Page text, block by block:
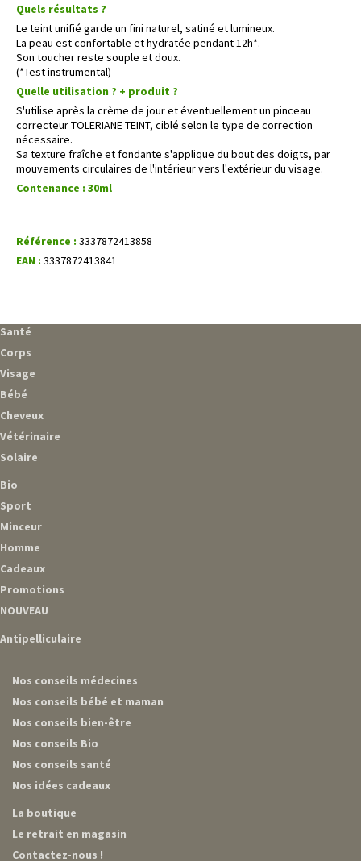
Quels résultats ?
Le teint unifié garde un fini naturel, satiné et lumineux.
La peau est confortable et hydratée pendant 12h*.
Son toucher reste souple et doux.
(*Test instrumental)
Quelle utilisation ? + produit ?
S'utilise après la crème de jour et éventuellement un pinceau
correcteur TOLERIANE TEINT, ciblé selon le type de correction
nécessaire.
Sa texture fraîche et fondante s'applique du bout des doigts, par
mouvements circulaires de l'intérieur vers l'extérieur du visage.
Contenance : 30ml
Référence : 3337872413858
EAN : 3337872413841
Santé
Corps
Visage
Bébé
Cheveux
Vétérinaire
Solaire
Bio
Sport
Minceur
Homme
Cadeaux
Promotions
NOUVEAU
Antipelliculaire
Nos conseils médecines
Nos conseils bébé et maman
Nos conseils bien-être
Nos conseils Bio
Nos conseils santé
Nos idées cadeaux
La boutique
Le retrait en magasin
Contactez-nous !